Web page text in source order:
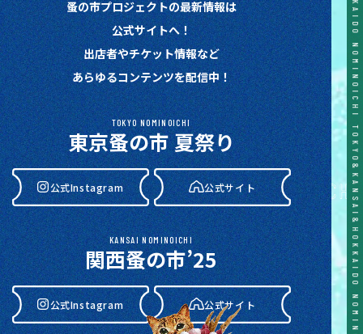
蚤の市プロジェクトの最新情報は
公式サイトへ！
出店者やチケット情報など
あらゆるコンテンツを配信中！
TOKYO NOMINOICHI
東京蚤の市 夏祭り
公式Instagram 公式サイト
KANSAI NOMINOICHI
関西蚤の市’25
公式Instagram 公式サイト